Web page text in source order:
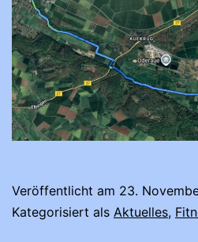
Veröffentlicht am 23.
Kategorisiert als Aktuelles,